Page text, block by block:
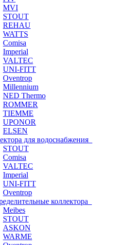
MVI
STOUT
REHAU
WATTS
Comisa
Imperial
VALTEC
UNI-FITT
Oventrop
Millennium
NED Thermo
ROMMER
TIEMME
UPONOR
ELSEN
для водоснабжения
STOUT
Comisa
VALTEC
Imperial
UNI-FITT
Oventrop
коллектора
Meibes
STOUT
ASKON
WARME